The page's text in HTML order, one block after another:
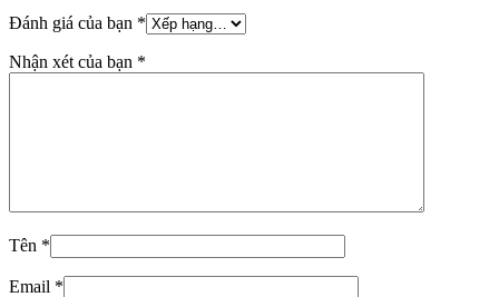
Đánh giá của bạn *
Nhận xét của bạn *
Tên *
Email *